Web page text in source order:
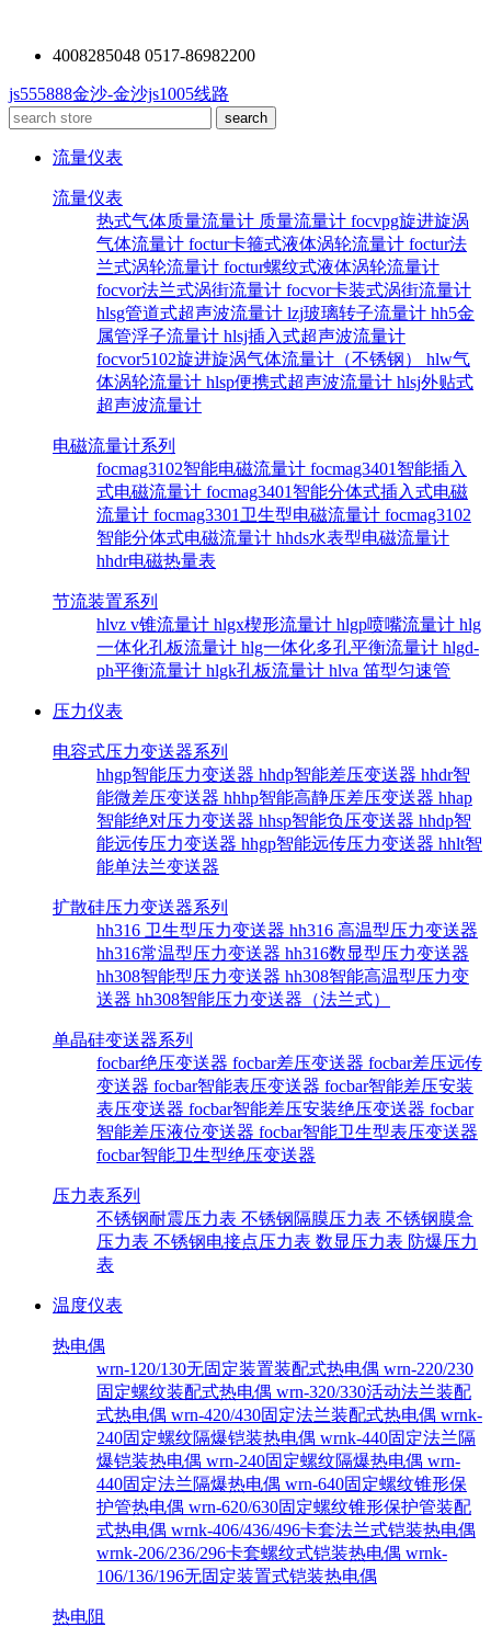
4008285048 0517-86982200
js555888金沙-金沙js1005线路
流量仪表
流量仪表
热式气体质量流量计 质量流量计 focvpg旋进旋涡
气体流量计 foctur卡箍式液体涡轮流量计 foctur法
兰式涡轮流量计 foctur螺纹式液体涡轮流量计
focvor法兰式涡街流量计 focvor卡装式涡街流量计
hlsg管道式超声波流量计 lzj玻璃转子流量计 hh5金
属管浮子流量计 hlsj插入式超声波流量计
focvor5102旋进旋涡气体流量计（不锈钢） hlw气
体涡轮流量计 hlsp便携式超声波流量计 hlsj外贴式
超声波流量计
电磁流量计系列
focmag3102智能电磁流量计 focmag3401智能插入
式电磁流量计 focmag3401智能分体式插入式电磁
流量计 focmag3301卫生型电磁流量计 focmag3102
智能分体式电磁流量计 hhds水表型电磁流量计
hhdr电磁热量表
节流装置系列
hlvz v锥流量计 hlgx楔形流量计 hlgp喷嘴流量计 hlg
一体化孔板流量计 hlg一体化多孔平衡流量计 hlgd-
ph平衡流量计 hlgk孔板流量计 hlva 笛型匀速管
压力仪表
电容式压力变送器系列
hhgp智能压力变送器 hhdp智能差压变送器 hhdr智
能微差压变送器 hhhp智能高静压差压变送器 hhap
智能绝对压力变送器 hhsp智能负压变送器 hhdp智
能远传压力变送器 hhgp智能远传压力变送器 hhlt智
能单法兰变送器
扩散硅压力变送器系列
hh316 卫生型压力变送器 hh316 高温型压力变送器
hh316常温型压力变送器 hh316数显型压力变送器
hh308智能型压力变送器 hh308智能高温型压力变
送器 hh308智能压力变送器（法兰式）
单晶硅变送器系列
focbar绝压变送器 focbar差压变送器 focbar差压远传
变送器 focbar智能表压变送器 focbar智能差压安装
表压变送器 focbar智能差压安装绝压变送器 focbar
智能差压液位变送器 focbar智能卫生型表压变送器
focbar智能卫生型绝压变送器
压力表系列
不锈钢耐震压力表 不锈钢隔膜压力表 不锈钢膜盒
压力表 不锈钢电接点压力表 数显压力表 防爆压力
表
温度仪表
热电偶
wrn-120/130无固定装置装配式热电偶 wrn-220/230
固定螺纹装配式热电偶 wrn-320/330活动法兰装配
式热电偶 wrn-420/430固定法兰装配式热电偶 wrnk-
240固定螺纹隔爆铠装热电偶 wrnk-440固定法兰隔
爆铠装热电偶 wrn-240固定螺纹隔爆热电偶 wrn-
440固定法兰隔爆热电偶 wrn-640固定螺纹锥形保
护管热电偶 wrn-620/630固定螺纹锥形保护管装配
式热电偶 wrnk-406/436/496卡套法兰式铠装热电偶
wrnk-206/236/296卡套螺纹式铠装热电偶 wrnk-
106/136/196无固定装置式铠装热电偶
热电阻